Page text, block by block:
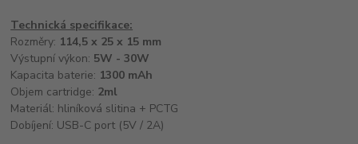
Technická specifikace:
Rozměry: 114,5 x 25 x 15 mm
Výstupní výkon: 5W - 30W
Kapacita baterie: 1300 mAh
Objem cartridge: 2ml
Materiál: hliníková slitina + PCTG
Dobíjení: USB-C port (5V / 2A)